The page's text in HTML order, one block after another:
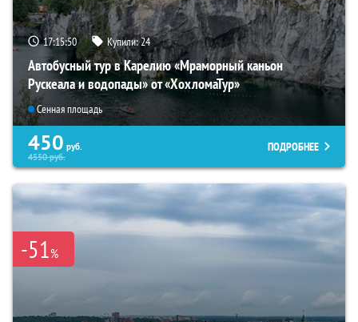
17:15:49 Купили:24
Автобусный тур в Карелию «Мраморный каньон
Рускеала и водопады» от «ХохломаТур»
Сенная площадь
450 руб.
4550руб.
ПОДРОБНЕЕ
-51%